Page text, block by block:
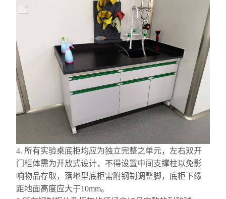
4. 所有实验桌底柜均应为独立完整之单元，左右双开
门柜体需为开放式设计，不得设置中间支撑柱以免影
响物品存取，落地型底柜需附钢制调整脚，底柜下缘
距地面高度应大于10mm。